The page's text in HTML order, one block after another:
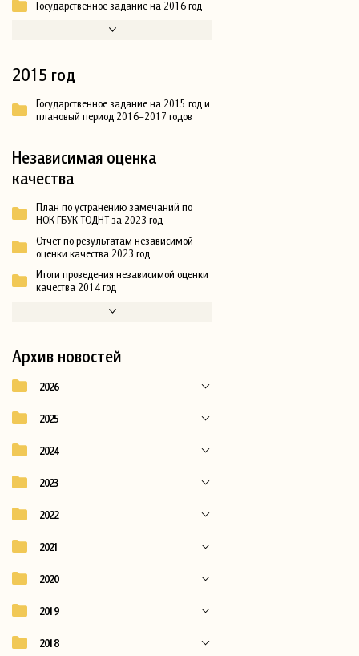
Государственное задание на 2016 год
2015 год
Государственное задание на 2015 год и
плановый период 2016–2017 годов
Независимая оценка
качества
План по устранению замечаний по
НОК ГБУК ТОДНТ за 2023 год
Отчет по результатам независимой
оценки качества 2023 год
Итоги проведения независимой оценки
качества 2014 год
Архив новостей
2026
2025
2024
2023
2022
2021
2020
2019
2018